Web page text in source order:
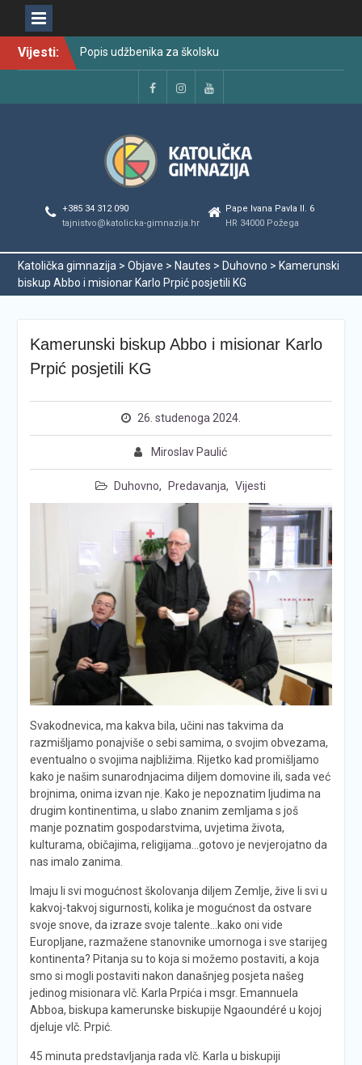
Vijesti:
Popis udžbenika za školsku
Raspored održavanja
Najava promjena u radu i
organizaciji tijekom ljetnog
odmora učenika za školsku
godinu 2025./2026.
maturalnih svjedodžbi
2022./2026.
Odmor od škole, ali ne i od
vrlina
FacebookInstagramYouTube
+385 34 312 090
tajnistvo@katolicka-gimnazija.hr
Pape Ivana Pavla II. 6
HR 34000 Požega
Katolička gimnazija > Objave > Nautes > Duhovno > Kamerunski
biskup Abbo i misionar Karlo Prpić posjetili KG
Kamerunski biskup Abbo i misionar Karlo
Prpić posjetili KG
26. studenoga 2024.
Miroslav Paulić
Duhovno, Predavanja, Vijesti
Svakodnevica, ma kakva bila, učini nas takvima da
razmišljamo ponajviše o sebi samima, o svojim obvezama,
eventualno o svojima najbližima. Rijetko kad promišljamo
kako je našim sunarodnjacima diljem domovine ili, sada već
brojnima, onima izvan nje. Kako je nepoznatim ljudima na
drugim kontinentima, u slabo znanim zemljama s još
manje poznatim gospodarstvima, uvjetima života,
kulturama, običajima, religijama…gotovo je nevjerojatno da
nas imalo zanima.
Imaju li svi mogućnost školovanja diljem Zemlje, žive li svi u
kakvoj-takvoj sigurnosti, kolika je mogućnost da ostvare
svoje snove, da izraze svoje talente…kako oni vide
Europljane, razmažene stanovnike umornoga i sve starijeg
kontinenta? Pitanja su to koja si možemo postaviti, a koja
smo si mogli postaviti nakon današnjeg posjeta našeg
jedinog misionara vlč. Karla Prpića i msgr. Emannuela
Abboa, biskupa kamerunske biskupije Ngaoundéré u kojoj
djeluje vlč. Prpić.
45 minuta predstavljanja rada vlč. Karla u biskupiji